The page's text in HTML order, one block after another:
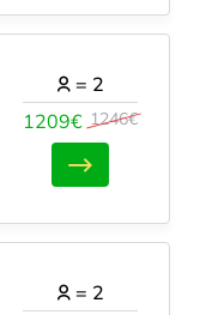
1209€ 1246€
= 2
= 2